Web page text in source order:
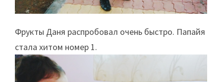
Фрукты Даня распробовал очень быстро. Папайя
стала хитом номер 1.